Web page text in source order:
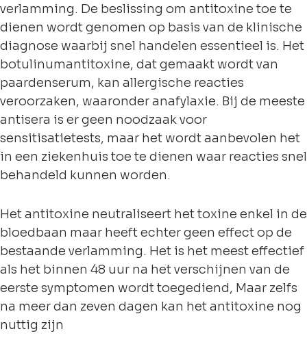
verlamming. De beslissing om antitoxine toe te
dienen wordt genomen op basis van de klinische
diagnose waarbij snel handelen essentieel is. Het
botulinumantitoxine, dat gemaakt wordt van
paardenserum, kan allergische reacties
veroorzaken, waaronder anafylaxie. Bij de meeste
antisera is er geen noodzaak voor
sensitisatietests, maar het wordt aanbevolen het
in een ziekenhuis toe te dienen waar reacties snel
behandeld kunnen worden.
Het antitoxine neutraliseert het toxine enkel in de
bloedbaan maar heeft echter geen effect op de
bestaande verlamming. Het is het meest effectief
als het binnen 48 uur na het verschijnen van de
eerste symptomen wordt toegediend, Maar zelfs
na meer dan zeven dagen kan het antitoxine nog
nuttig zijn